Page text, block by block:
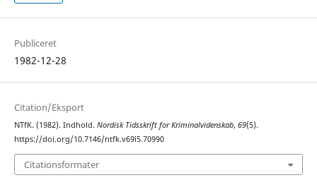
Publiceret
1982-12-28
Citation/Eksport
NTfK. (1982). Indhold. Nordisk Tidsskrift for Kriminalvidenskab, 69(5).
https://doi.org/10.7146/ntfk.v69i5.70990
Citationsformater